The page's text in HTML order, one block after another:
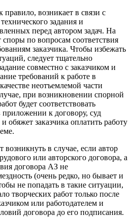
правило, возникает в связи с
задания и
перед автором задач. На
по вопросам соответствия
заказчика. Чтобы избежать
следует тщательно
совместно с заказчиком и
требований к работе в
неотъемлемой части
при возникновении спорной
будет соответствовать
к договору, суд
обяжет заказчика оплатить работу
в случае, если автор
или авторского договора, а
договора АЗ не
(очень редко, но бывает и
не попадать в такие ситуации,
творческих работ только после
или работодателем и
договора до его подписания.